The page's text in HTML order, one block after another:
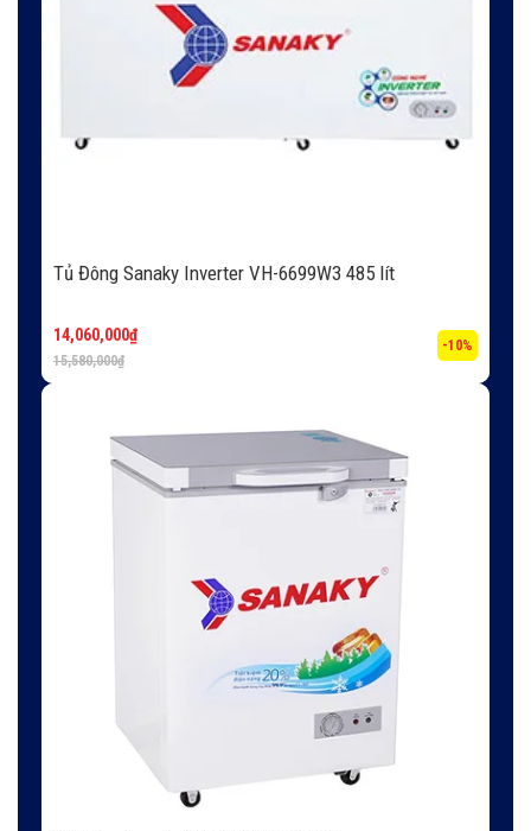
Tủ Đông Sanaky Inverter VH-6699W3 485 lít
15,580,000₫
14,060,000₫
-10%